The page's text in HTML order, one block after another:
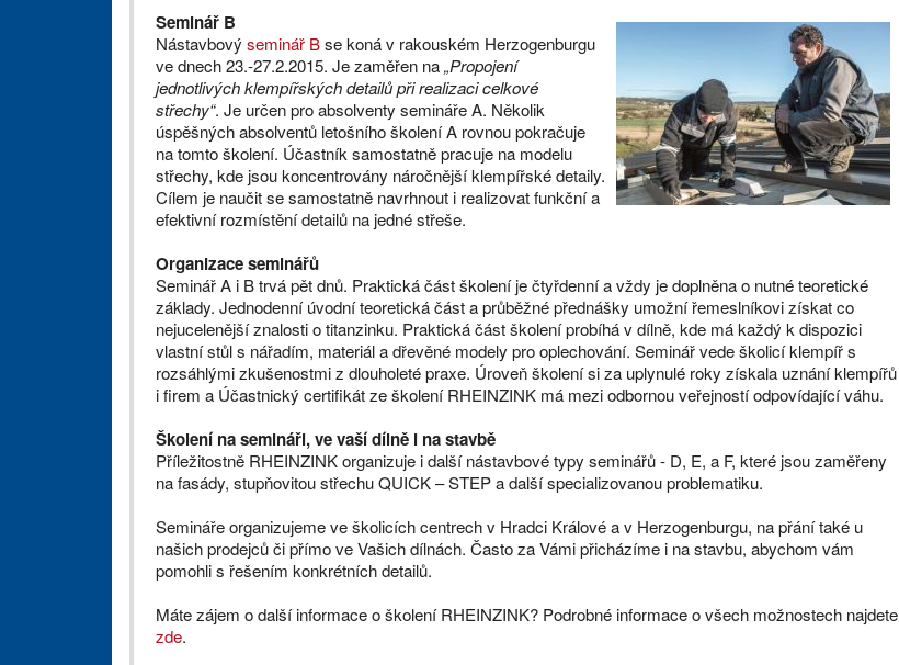
Seminář B
Nástavbový seminář Bse koná v rakouském Herzogenburgu
ve dnech 23.-27.2.2015. Je zaměřen na„Propojení
jednotlivých klempířských detailů při realizaci celkové
střechy“. Je určen pro absolventy semináře A. Několik
úspěšných absolventů letošního školení A rovnou pokračuje
na tomto školení. Účastník samostatně pracuje na modelu
střechy, kde jsou koncentrovány náročnější klempířské detaily.
Cílem je naučit se samostatně navrhnout i realizovat funkční a
efektivní rozmístění detailů na jedné střeše.
Organizace seminářů
Seminář A i B trvá pět dnů. Praktická část školení je čtyřdenní a vždy je doplněna o nutné teoretické
základy. Jednodenní úvodní teoretická část a průběžné přednášky umožní řemeslníkovi získat co
nejucelenější znalosti o titanzinku. Praktická část školení probíhá v dílně, kde má každý k dispozici
vlastní stůl s nářadím, materiál a dřevěné modely pro oplechování. Seminář vede školicí klempíř s
rozsáhlými zkušenostmi z dlouholeté praxe. Úroveň školení si za uplynulé roky získala uznání klempířů
i firem a Účastnický certifikát ze školení RHEINZINK má mezi odbornou veřejností odpovídající váhu.
Školení na semináři, ve vaší dílně i na stavbě
Příležitostně RHEINZINK organizuje i další nástavbové typy seminářů - D, E, a F, které jsou zaměřeny
na fasády, stupňovitou střechu QUICK – STEP a další specializovanou problematiku.
Semináře organizujeme ve školicích centrech v Hradci Králové a v Herzogenburgu, na přání také u
našich prodejců či přímo ve Vašich dílnách. Často za Vámi přicházíme i na stavbu, abychom vám
pomohli s řešením konkrétních detailů.
Máte zájem o další informace o školení RHEINZINK? Podrobné informace o všech možnostech najdete
zde.